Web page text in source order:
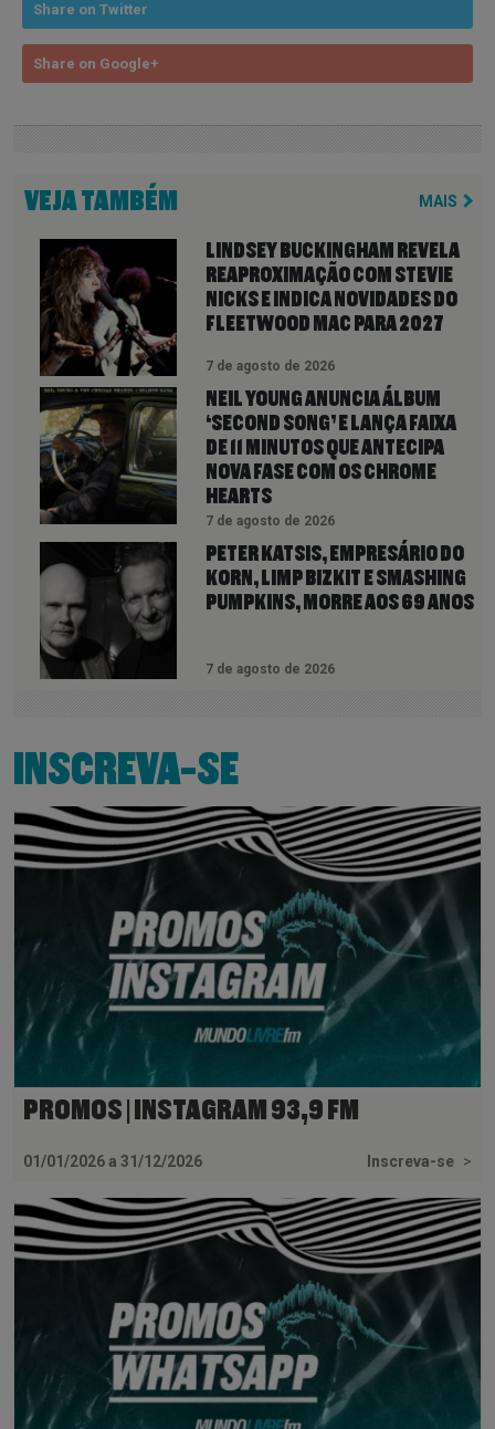
Share on Twitter
Share on Google+
VEJA TAMBÉM MAIS
LINDSEY BUCKINGHAM REVELA
REAPROXIMAÇÃO COM STEVIE
NICKS E INDICA NOVIDADES DO
FLEETWOOD MAC PARA 2027
7 de agosto de 2026
NEIL YOUNG ANUNCIA ÁLBUM
‘SECOND SONG’ E LANÇA FAIXA
DE 11 MINUTOS QUE ANTECIPA
NOVA FASE COM OS CHROME
HEARTS
7 de agosto de 2026
PETER KATSIS, EMPRESÁRIO DO
KORN, LIMP BIZKIT E SMASHING
PUMPKINS, MORRE AOS 69 ANOS
7 de agosto de 2026
INSCREVA-SE
PROMOS | INSTAGRAM 93,9 FM
01/01/2026 a 31/12/2026 Inscreva-se >